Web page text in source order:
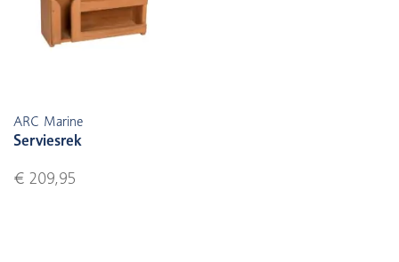
ARC Marine
Serviesrek
€ 209,95